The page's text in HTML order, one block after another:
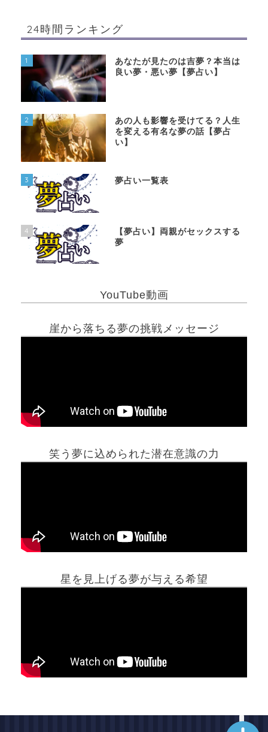
24時間ランキング
1
あなたが見たのは吉夢？本当は
良い夢・悪い夢【夢占い】
2
あの人も影響を受けてる？人生
を変える有名な夢の話【夢占
い】
3 夢占い一覧表
4
【夢占い】両親がセックスする
夢
YouTube動画
崖から落ちる夢の挑戦メッセージ
笑う夢に込められた潜在意識の力
星を見上げる夢が与える希望
ホーム
最新記事動画